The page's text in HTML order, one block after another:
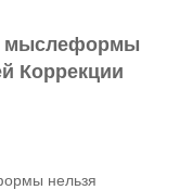
мыслеформы
Коррекции
нельзя